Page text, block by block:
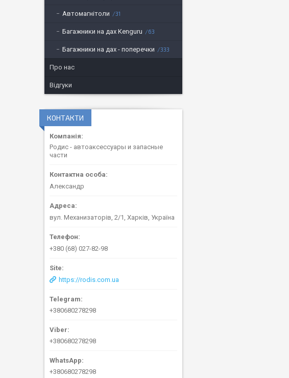
Автомагнітоли 31
Багажники на дах Kenguru 63
Багажники на дах - поперечки 333
Про нас
Відгуки
КОНТАКТИ
Родис - автоаксессуары и запасные
части
Александр
вул. Механизаторів, 2/1, Харків, Україна
+380 (68) 027-82-98
https://rodis.com.ua
+380680278298
+380680278298
+380680278298